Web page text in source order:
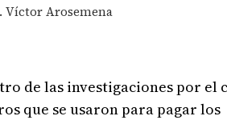
Víctor Arosemena
de las investigaciones por el
que se usaron para pagar los